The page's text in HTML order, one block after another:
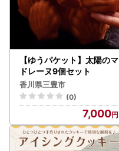
【ゆうパケット】太陽のマ
ドレーヌ9個セット
香川県三豊市
(0)
7,000